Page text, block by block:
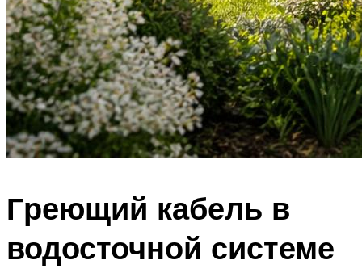
Греющий кабель в
водосточной системе